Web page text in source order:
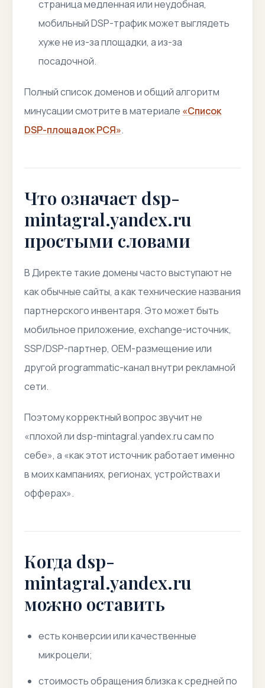
страница медленная или неудобная,
мобильный DSP-трафик может выглядеть
хуже не из-за площадки, а из-за
посадочной.
Полный список доменов и общий алгоритм
минусации смотрите в материале «Список
DSP-площадок РСЯ».
Что означает dsp-
mintagral.yandex.ru
простыми словами
В Директе такие домены часто выступают не
как обычные сайты, а как технические названия
партнерского инвентаря. Это может быть
мобильное приложение, exchange-источник,
SSP/DSP-партнер, OEM-размещение или
другой programmatic-канал внутри рекламной
сети.
Поэтому корректный вопрос звучит не
«плохой ли dsp-mintagral.yandex.ru сам по
себе», а «как этот источник работает именно
в моих кампаниях, регионах, устройствах и
офферах».
Когда dsp-
mintagral.yandex.ru
можно оставить
есть конверсии или качественные
микроцели;
стоимость обращения близка к средней по